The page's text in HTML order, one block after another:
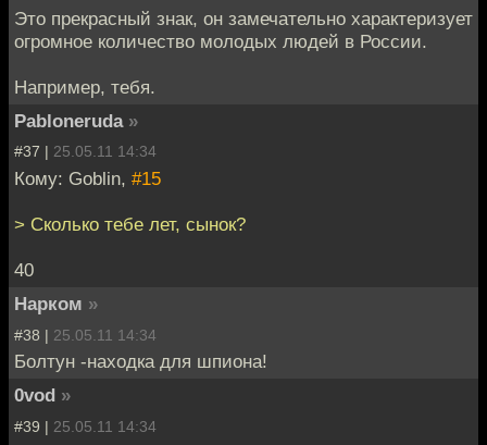
Это прекрасный знак, он замечательно характеризует
огромное количество молодых людей в России.
Например, тебя.
Pabloneruda »
#37 | 25.05.11 14:34
Кому: Goblin, #15
> Сколько тебе лет, сынок?
40
Нарком »
#38 | 25.05.11 14:34
Болтун -находка для шпиона!
0vod »
#39 | 25.05.11 14:34